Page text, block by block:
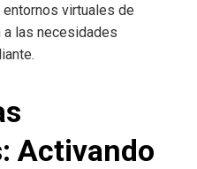
virtuales de
a las necesidades
Activando